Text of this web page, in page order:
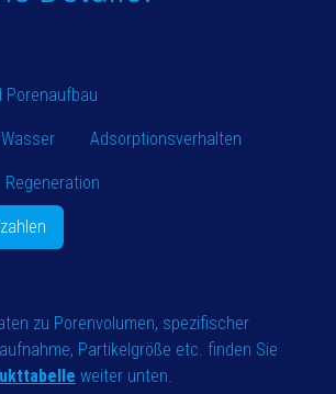
Porenaufbau
Adsorptionsverhalten
Regeneration
zu Porenvolumen, spezifischer
Partikelgröße etc. finden Sie
weiter unten.